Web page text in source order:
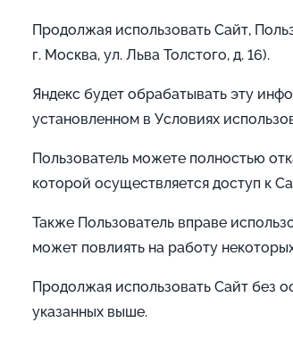
Продолжая использовать Сайт,
г. Москва, ул. Льва Толстого, д. 16).
Яндекс будет обрабатывать эту
установленном в Условиях
Пользователь можете полностью
которой осуществляется доступ к
Также Пользователь вправе
может повлиять на работу
Продолжая использовать Сайт без
указанных выше.